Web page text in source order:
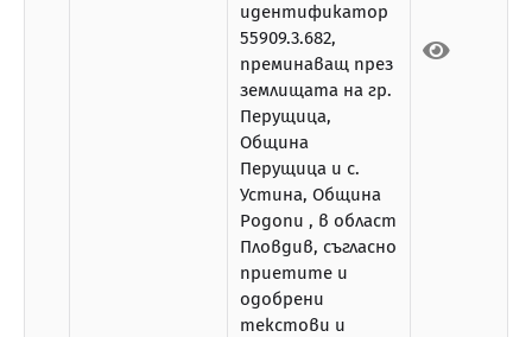
идентификатор
55909.3.682,
преминаващ през
землищата на гр.
Перущица,
Община
Перущица и с.
Устина, Община
Родопи , в област
Пловдив, съгласно
приетите и
одобрени
текстови и